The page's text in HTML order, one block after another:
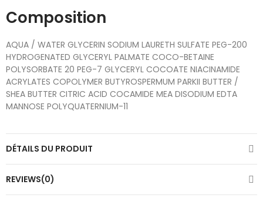
Composition
AQUA / WATER GLYCERIN SODIUM LAURETH SULFATE PEG-200
HYDROGENATED GLYCERYL PALMATE COCO-BETAINE
POLYSORBATE 20 PEG-7 GLYCERYL COCOATE NIACINAMIDE
ACRYLATES COPOLYMER BUTYROSPERMUM PARKII BUTTER /
SHEA BUTTER CITRIC ACID COCAMIDE MEA DISODIUM EDTA
MANNOSE POLYQUATERNIUM-11
DÉTAILS DU PRODUIT
REVIEWS(0)